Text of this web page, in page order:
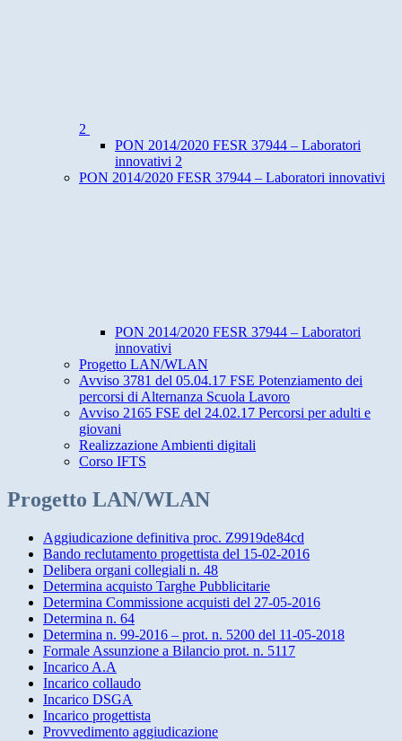
2
PON 2014/2020 FESR 37944 – Laboratori
innovativi 2
PON 2014/2020 FESR 37944 – Laboratori innovativi
PON 2014/2020 FESR 37944 – Laboratori
innovativi
Progetto LAN/WLAN
Avviso 3781 del 05.04.17 FSE Potenziamento dei
percorsi di Alternanza Scuola Lavoro
Avviso 2165 FSE del 24.02.17 Percorsi per adulti e
giovani
Realizzazione Ambienti digitali
Corso IFTS
Progetto LAN/WLAN
Aggiudicazione definitiva proc. Z9919de84cd
Bando reclutamento progettista del 15-02-2016
Delibera organi collegiali n. 48
Determina acquisto Targhe Pubblicitarie
Determina Commissione acquisti del 27-05-2016
Determina n. 64
Determina n. 99-2016 – prot. n. 5200 del 11-05-2018
Formale Assunzione a Bilancio prot. n. 5117
Incarico A.A
Incarico collaudo
Incarico DSGA
Incarico progettista
Provvedimento aggiudicazione